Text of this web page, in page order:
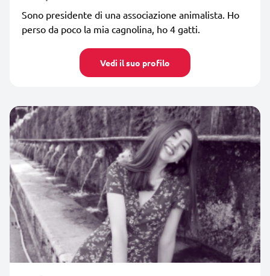
Sono presidente di una associazione animalista. Ho
perso da poco la mia cagnolina, ho 4 gatti.
Vedi il suo profilo